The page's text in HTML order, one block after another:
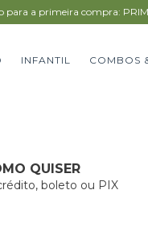
para a primeira compra:
INFANTIL COMBOS
QUISER
boleto ou PIX